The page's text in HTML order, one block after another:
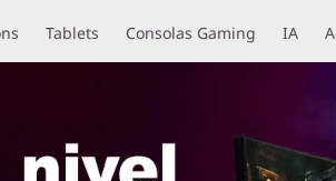
Tablets Consolas Gaming IA